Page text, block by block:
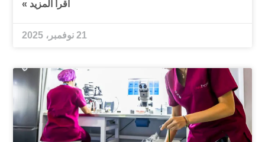
اقرأ المزيد »
21 نوفمبر، 2025